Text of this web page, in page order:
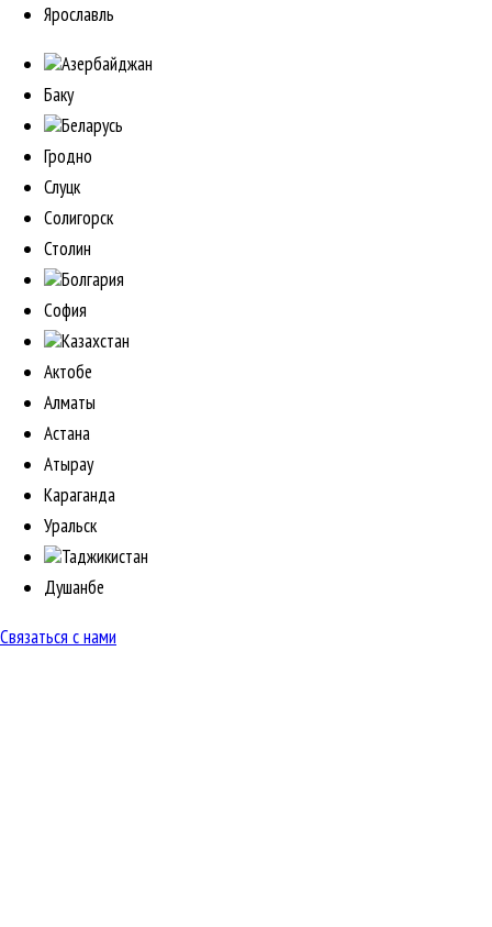
Ярославль
Азербайджан
Баку
Беларусь
Гродно
Слуцк
Солигорск
Столин
Болгария
София
Казахстан
Актобе
Алматы
Астана
Атырау
Караганда
Уральск
Таджикистан
Душанбе
Связаться с нами